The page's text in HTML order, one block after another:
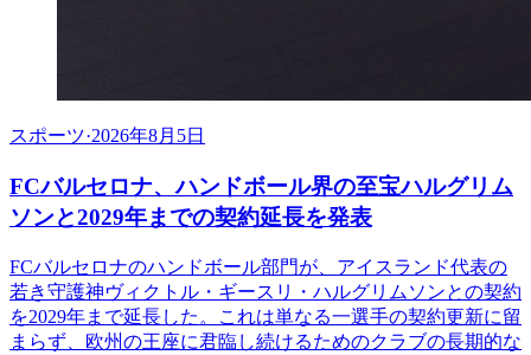
スポーツ·2026年8月5日
FCバルセロナ、ハンドボール界の至宝ハルグリム
ソンと2029年までの契約延長を発表
FCバルセロナのハンドボール部門が、アイスランド代表の
若き守護神ヴィクトル・ギースリ・ハルグリムソンとの契約
を2029年まで延長した。これは単なる一選手の契約更新に留
まらず、欧州の王座に君臨し続けるためのクラブの長期的な